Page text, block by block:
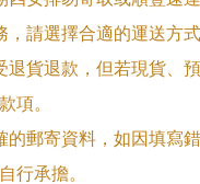
請選擇合適的運送方式
退貨退款，但若現貨、
項。
的郵寄資料，如因填寫
行承擔。